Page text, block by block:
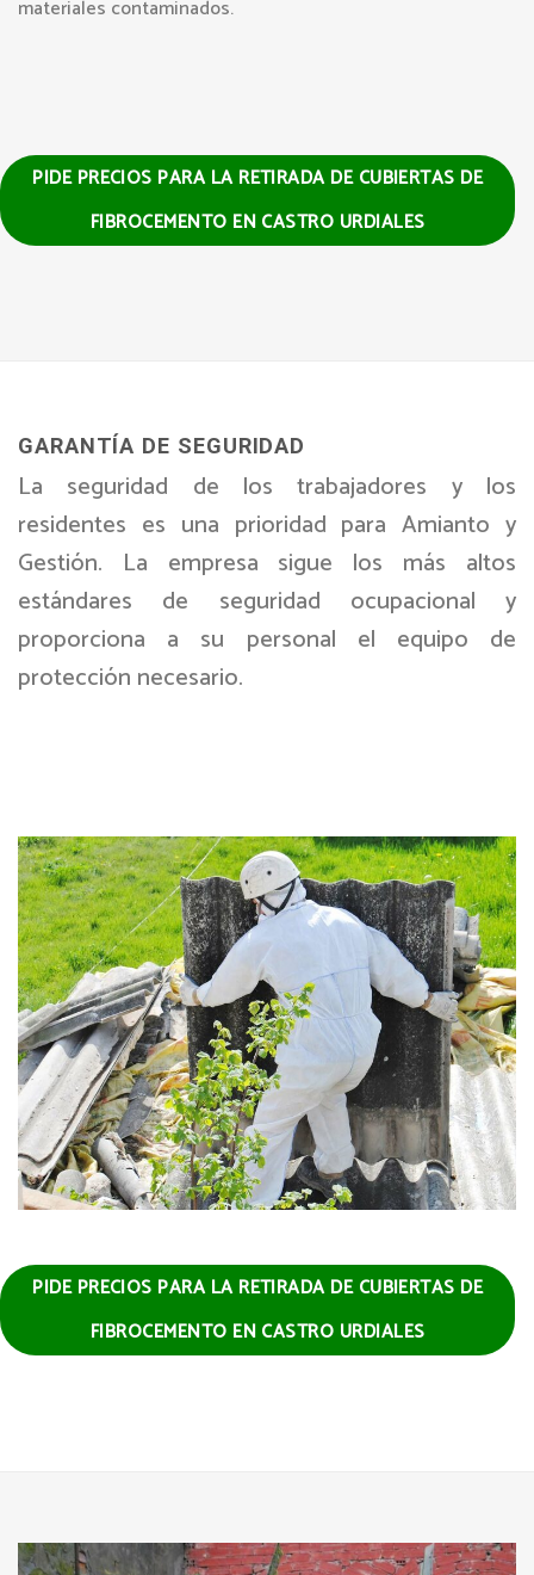
materiales contaminados.
PIDE PRECIOS PARA LA RETIRADA DE CUBIERTAS DE
FIBROCEMENTO EN CASTRO URDIALES
GARANTÍA DE SEGURIDAD
La seguridad de los trabajadores y los
residentes es una prioridad para Amianto y
Gestión. La empresa sigue los más altos
estándares de seguridad ocupacional y
proporciona a su personal el equipo de
protección necesario.
PIDE PRECIOS PARA LA RETIRADA DE CUBIERTAS DE
FIBROCEMENTO EN CASTRO URDIALES